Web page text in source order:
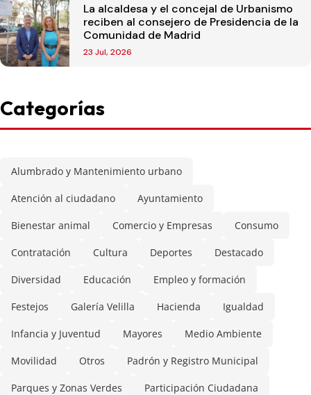
La alcaldesa y el concejal de Urbanismo
reciben al consejero de Presidencia de la
Comunidad de Madrid
23 Jul, 2026
Categorías
Alumbrado y Mantenimiento urbano
Atención al ciudadano Ayuntamiento
Bienestar animal Comercio y Empresas Consumo
Contratación Cultura Deportes Destacado
Diversidad Educación Empleo y formación
Festejos Galería Velilla Hacienda Igualdad
Infancia y Juventud Mayores Medio Ambiente
Movilidad Otros Padrón y Registro Municipal
Parques y Zonas Verdes Participación Ciudadana